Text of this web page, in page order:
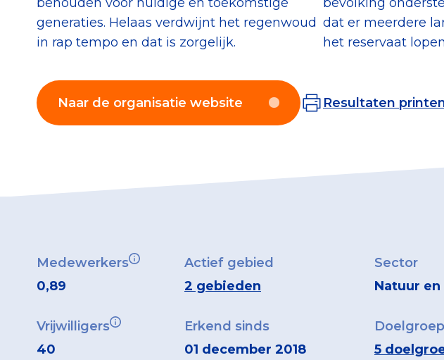
generaties. Helaas verdwijnt het regenwoud
in rap tempo en dat is zorgelijk.
dat er meerdere
het reservaat
Naar de organisatie website Resultaten
Medewerkers
0,89
Actief gebied
2 gebieden
Vrijwilligers
40
Erkend sinds
01 december 2018
Sector
Natuur
5